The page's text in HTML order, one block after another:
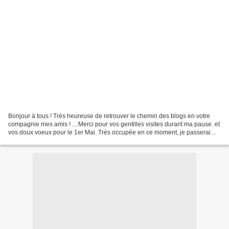
Bonjour à tous ! Très heureuse de retrouver le chemin des blogs en votre
compagnie mes amis ! ... Merci pour vos gentilles visites durant ma pause. et
vos doux voeux pour le 1er Mai. Très occupée en ce moment, je passerai